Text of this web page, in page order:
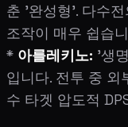
춘 '완성형'. 다수
조작이 매우 쉽습
* 아를레키노: '생
입니다. 전투 중
수 타겟 압도적